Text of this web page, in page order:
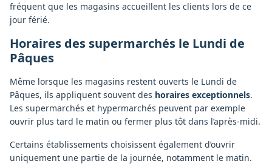
fréquent que les magasins accueillent les clients lors de ce
jour férié.
Horaires des supermarchés le Lundi de
Pâques
Même lorsque les magasins restent ouverts le Lundi de
Pâques, ils appliquent souvent des horaires exceptionnels.
Les supermarchés et hypermarchés peuvent par exemple
ouvrir plus tard le matin ou fermer plus tôt dans l’après-midi.
Certains établissements choisissent également d’ouvrir
uniquement une partie de la journée, notamment le matin.